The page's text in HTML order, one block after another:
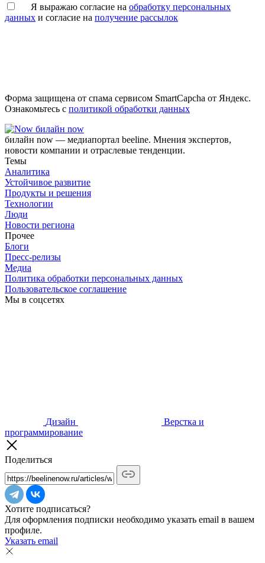
Я выражаю согласие на обработку персональных
данных и согласие на получение рассылок
Форма защищена от спама сервисом SmartCapcha от Яндекс.
Ознакомьтесь с политикой обработки данных
билайн now
билайн now — медиапортал beeline. Мнения экспертов,
новости компании и отраслевые тенденции.
Темы
Аналитика
Устойчивое развитие
Продукты и решения
Технологии
Люди
Новости региона
Прочее
Блоги
Пресс-релизы
Медиа
Политика обработки персональных данных
Пользовательское соглашение
Мы в соцсетях
Дизайн
Верстка и
программирование
Поделиться
Хотите подписаться?
Для оформления подписки необходимо указать email в вашем
профиле.
Указать email